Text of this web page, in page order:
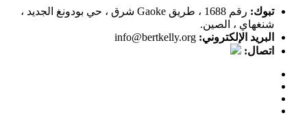
تبوك:
رقم 1688 ، طريق Gaoke شرق ، حي بودونغ الجديد ،
شنغهاي ، الصين.
البريد الإلكتروني: info@bertkelly.org
اتصال: